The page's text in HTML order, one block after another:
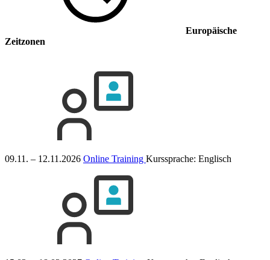
Europäische
Zeitzonen
09.11. – 12.11.2026 Online Training Kurssprache: Englisch